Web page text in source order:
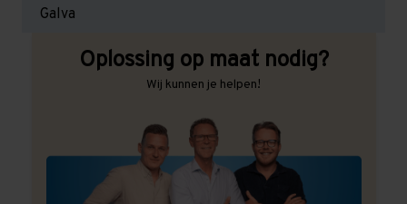
Galva
Oplossing op maat nodig?
Wij kunnen je helpen!